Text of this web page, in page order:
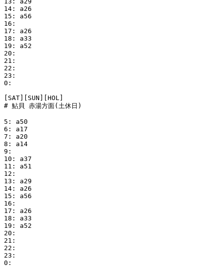
14: a26
15: a56
16:
17: a26
18: a33
19: a52
20:
21:
22:
23:
0:
[SAT][SUN][HOL]
# 鮎貝 赤湯方面(土休日)
5: a50
6: a17
7: a20
8: a14
9:
10: a37
11: a51
12:
13: a29
14: a26
15: a56
16:
17: a26
18: a33
19: a52
20:
21:
22:
23:
0: